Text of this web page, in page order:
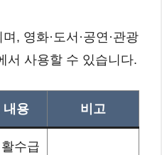
, 영화·도서·공연·관광
서 사용할 수 있습니다.
내용 비고
수급